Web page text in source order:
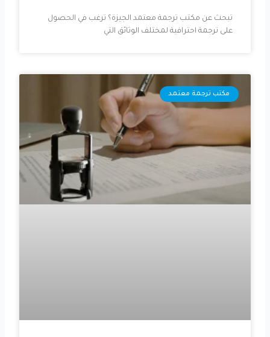
تبحث عن مكتب ترجمة معتمد الجيزة؟ ترغب في الحصول
على ترجمة احترافية لمختلف الوثائق التي
مكتب ترجمة معتمد